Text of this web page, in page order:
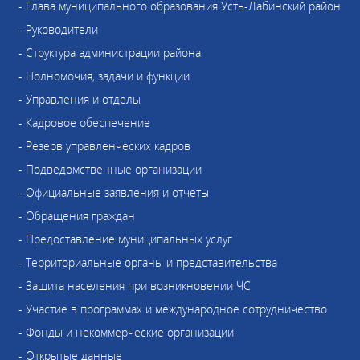
- Глава муниципального образования Усть-Лабинский район
- Руководители
- Структура администрации района
- Полномочия, задачи и функции
- Управления и отделы
- Кадровое обеспечение
- Резерв управленческих кадров
- Подведомственные организации
- Официальные заявления и отчеты
- Обращения граждан
- Предоставление муниципальных услуг
- Территориальные органы и представительства
- Защита населения при возникновении ЧС
- Участие в программах и международное сотрудничество
- Фонды и некоммерческие организации
- Открытые данные